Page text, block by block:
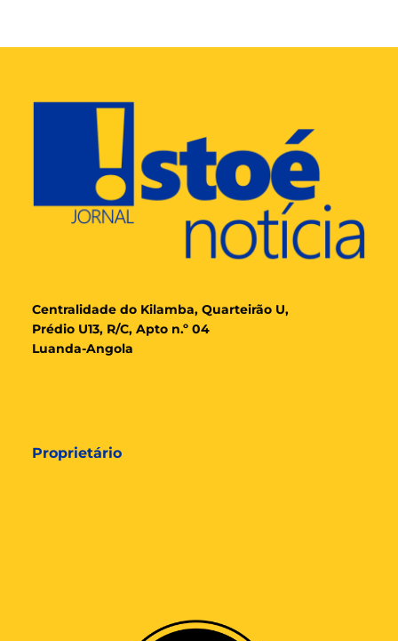
Centralidade do Kilamba, Quarteirão U,
Prédio U13, R/C, Apto n.º 04
Luanda-Angola
Proprietário